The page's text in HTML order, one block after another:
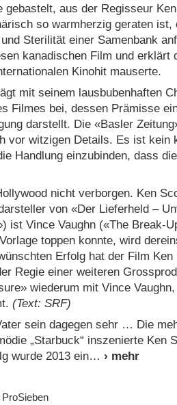
aus der Regisseur
so warmherzig geraten
Sterilität einer Samenbank
kanadischen Film und erklärt
Kinohit mauserte.
mit seinem lausbubenhaften
Filmes bei, dessen Prämisse
darstellt. Die «Basler
vor witzigen Details. Es ist kein
Handlung einzubinden, dass
nicht verborgen. Ken
von «Der Lieferheld –
ist Vince Vaughn («The Break-
toppen konnte, wird
Erfolg hat der Film Ken
Regie einer weiteren
wiederum mit Vince
(Text: SRF)
sein dagegen sehr … Die
„Starbuck“ inszenierte Ken
wurde 2013 ein
ProSieben